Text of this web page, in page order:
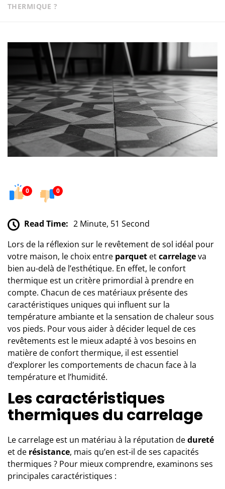
THERMIQUE ?
0 0
Read Time: 2 Minute, 51 Second
Lors de la réflexion sur le revêtement de sol idéal pour
votre maison, le choix entre parquet etcarrelageva
bien au-delà de l’esthétique. En effet, le confort
thermique est un critère primordial à prendre en
compte. Chacun de ces matériaux présente des
caractéristiques uniques qui influent sur la
température ambiante et la sensation de chaleur sous
vos pieds. Pour vous aider à décider lequel de ces
revêtements est le mieux adapté à vos besoins en
matière de confort thermique, il est essentiel
d’explorer les comportements de chacun face à la
température et l’humidité.
Les caractéristiques
thermiques du carrelage
Le carrelage est un matériau à la réputation dedureté
et de résistance, mais qu’en est-il de ses capacités
thermiques ? Pour mieux comprendre, examinons ses
principales caractéristiques :